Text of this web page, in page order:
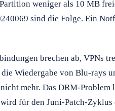
weniger als 10 MB
sind die Folge. Ein
brechen ab, VPNs
Wiedergabe von Blu-rays
mehr. Das DRM-Problem
für den Juni-Patch-Zyklus